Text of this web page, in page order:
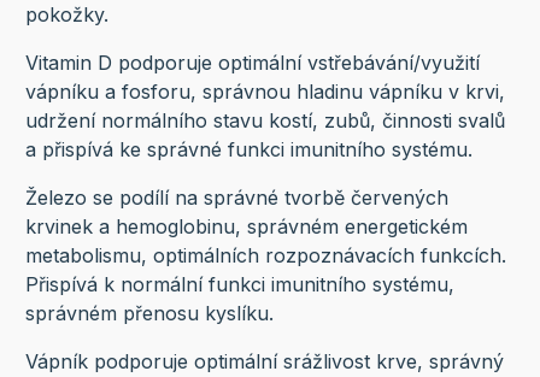
pokožky.
Vitamin D podporuje optimální vstřebávání/využití
vápníku a fosforu, správnou hladinu vápníku v krvi,
udržení normálního stavu kostí, zubů, činnosti svalů
a přispívá ke správné funkci imunitního systému.
Železo se podílí na správné tvorbě červených
krvinek a hemoglobinu, správném energetickém
metabolismu, optimálních rozpoznávacích funkcích.
Přispívá k normální funkci imunitního systému,
správném přenosu kyslíku.
Vápník podporuje optimální srážlivost krve, správný